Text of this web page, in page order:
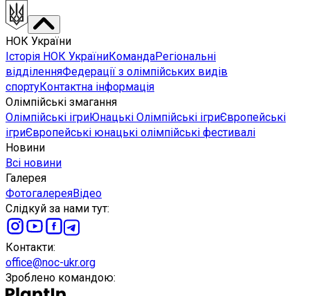
НОК України
Історія НОК УкраїниКомандаРегіональні
відділенняФедерації з олімпійських видів
спортуКонтактна інформація
Олімпійські змагання
Олімпійські ігриЮнацькі Олімпійські ігриЄвропейські
ігриЄвропейські юнацькі олімпійські фестивалі
Новини
Всі новини
Галерея
ФотогалереяВідео
Слідкуй за нами тут:
Контакти:
office@noc-ukr.org
Зроблено командою: